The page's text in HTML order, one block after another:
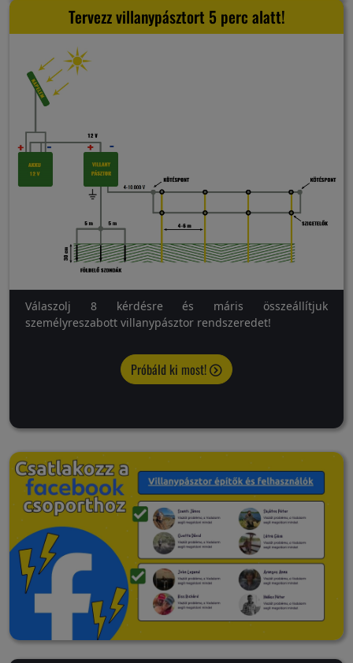
Tervezz villanypásztort 5 perc alatt!
Válaszolj 8 kérdésre és máris összeállítjuk
személyreszabott villanypásztor rendszeredet!
Próbáld ki most!